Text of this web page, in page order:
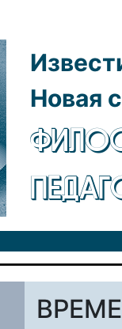
Новая